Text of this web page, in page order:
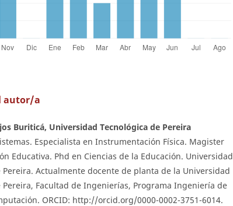
autor/a
Buriticá, Universidad Tecnológica de Pereira
Especialista en Instrumentación Física. Magister
Educativa. Phd en Ciencias de la Educación. Universidad
Pereira. Actualmente docente de planta de la Universidad
Pereira, Facultad de Ingenierías, Programa Ingeniería de
ORCID: http://orcid.org/0000-0002-3751-6014.